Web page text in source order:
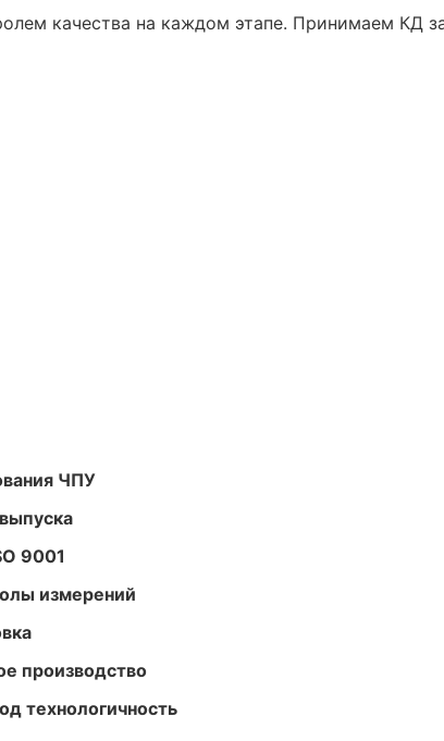
качества на каждом этапе. Принимаем КД
ЧПУ
9001
измерений
производство
технологичность